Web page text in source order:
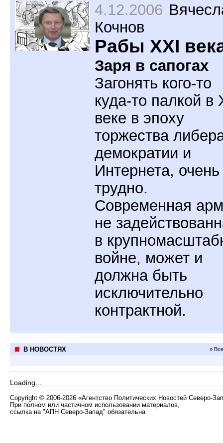
4.12.2006
Кочнов
Рабы XXI
Заря в сапогах
Загонять кого-то
куда-то палкой в
веке в эпоху
торжества
демократии и
Интернета, очень
трудно.
Современная
не
в
войне, может и
должна быть
исключительно
контрактной.
В НОВОСТЯХ »
Loading...
Copyright © 2006-2026 «Агентство Политических Новостей Северо-
При полном или частичном использовании материалов,
ссылка на "АПН Северо-Запад" обязательна